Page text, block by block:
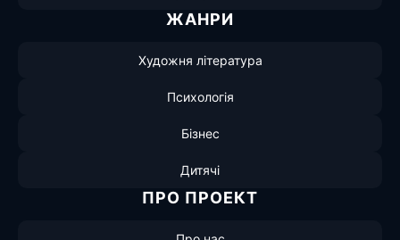
ЖАНРИ
Художня література
Психологія
Бізнес
Дитячі
ПРО ПРОЕКТ